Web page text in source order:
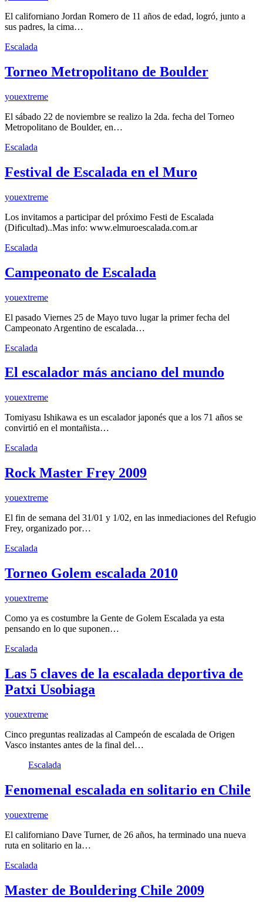
El californiano Jordan Romero de 11 años de edad, logró, junto a
sus padres, la cima…
Escalada
Torneo Metropolitano de Boulder
youextreme
El sábado 22 de noviembre se realizo la 2da. fecha del Torneo
Metropolitano de Boulder, en…
Escalada
Festival de Escalada en el Muro
youextreme
Los invitamos a participar del próximo Festi de Escalada
(Dificultad)..Mas info: www.elmuroescalada.com.ar
Escalada
Campeonato de Escalada
youextreme
El pasado Viernes 25 de Mayo tuvo lugar la primer fecha del
Campeonato Argentino de escalada…
Escalada
El escalador más anciano del mundo
youextreme
Tomiyasu Ishikawa es un escalador japonés que a los 71 años se
convirtió en el montañista…
Escalada
Rock Master Frey 2009
youextreme
El fin de semana del 31/01 y 1/02, en las inmediaciones del Refugio
Frey, organizado por…
Escalada
Torneo Golem escalada 2010
youextreme
Como ya es costumbre la Gente de Golem Escalada ya esta
pensando en lo que suponen…
Escalada
Las 5 claves de la escalada deportiva de
Patxi Usobiaga
youextreme
Cinco preguntas realizadas al Campeón de escalada de Origen
Vasco instantes antes de la final del…
Escalada
Fenomenal escalada en solitario en Chile
youextreme
El californiano Dave Turner, de 26 años, ha terminado una nueva
ruta en solitario en la…
Escalada
Master de Bouldering Chile 2009